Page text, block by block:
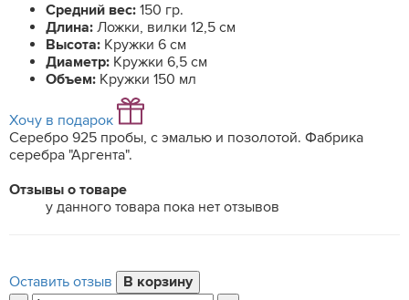
Средний вес: 150 гр.
Длина: Ложки, вилки 12,5 см
Высота: Кружки 6 см
Диаметр: Кружки 6,5 см
Объем: Кружки 150 мл
Хочу в подарок
Серебро 925 пробы, с эмалью и позолотой. Фабрика
серебра "Аргента".
Отзывы о товаре
у данного товара пока нет отзывов
Оставить отзыв